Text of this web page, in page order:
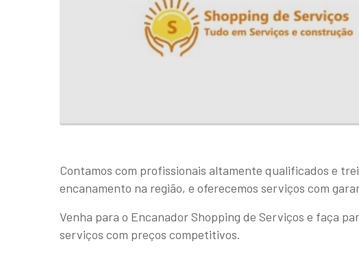
Contamos com profissionais altamente qualificados e
encanamento na região, e oferecemos serviços com
Venha para o Encanador Shopping de Serviços e faça
serviços com preços competitivos.